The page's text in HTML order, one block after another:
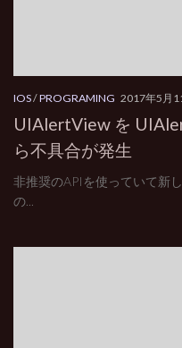
IOS/PROGRAMING 2017年5月
UIAlertView を
ら不具合が発生
非推奨のAPIを使っていて新
の...